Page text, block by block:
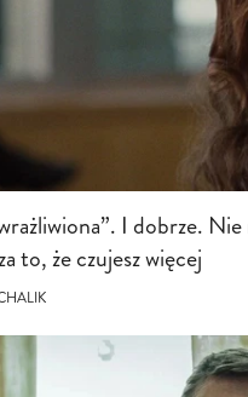
I dobrze. Nie
to, że czujesz więcej